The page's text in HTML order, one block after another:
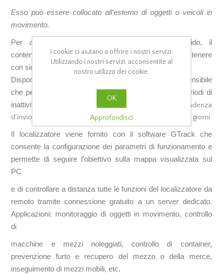
Esso può essere collocato all’esterno di oggetti o veicoli in
movimento.
Per assicurare un montaggio estremamente rapido, il
contenitore è dotato di 4 potenti magneti in grado di sostenere
con sicurezza il proprio peso.
Dispone di un sensore di movimento estremamente sensibile
che permette di ridurre il consumo a zero durante i periodi di
inattività. Secondo il tipo di batteria utilizzata e
la cadenza
d’invio dei dati, l’autonomia può variare da 1 a parecchi giorni.
Il localizzatore viene fornito con il software GTrack che
consente la configurazione dei parametri di funzionamento e
permette di seguire l’obiettivo sulla mappa visualizzata sul
PC
e di controllare a distanza tutte le funzioni del localizzatore da
remoto tramite connessione gratuito a un server dedicato.
Applicazioni: monitoraggio di oggetti in movimento, controllo
di
macchine e mezzi noleggiati, controllo di container,
prevenzione furto e recupero del mezzo o della merce,
inseguimento di mezzi mobili, etc.
I cookie ci aiutano a offrire i nostri servizi.
Utilizzando i nostri servizi, acconsentite al
nostro utilizzo dei cookie.
OK
Approfondisci